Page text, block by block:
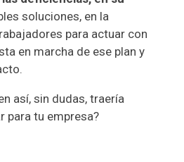
soluciones, en la
para actuar con
en marcha de ese plan y
así, sin dudas, traería
para tu empresa?